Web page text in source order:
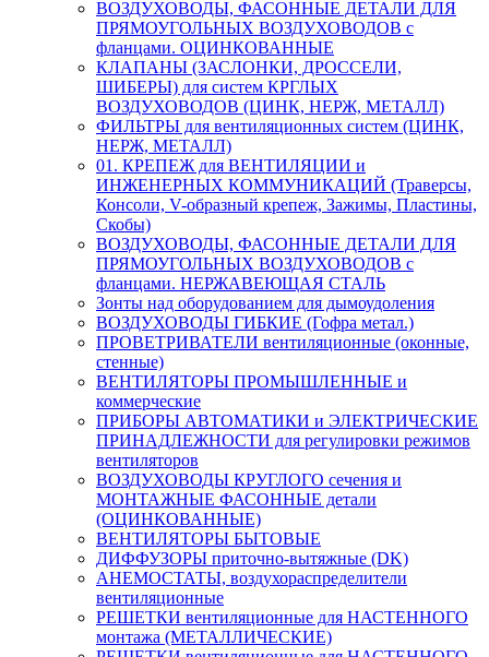
ВОЗДУХОВОДЫ, ФАСОННЫЕ ДЕТАЛИ ДЛЯ
ПРЯМОУГОЛЬНЫХ ВОЗДУХОВОДОВ с
фланцами. ОЦИНКОВАННЫЕ
КЛАПАНЫ (ЗАСЛОНКИ, ДРОССЕЛИ,
ШИБЕРЫ) для систем КРГЛЫХ
ВОЗДУХОВОДОВ (ЦИНК, НЕРЖ, МЕТАЛЛ)
ФИЛЬТРЫ для вентиляционных систем (ЦИНК,
НЕРЖ, МЕТАЛЛ)
01. КРЕПЕЖ для ВЕНТИЛЯЦИИ и
ИНЖЕНЕРНЫХ КОММУНИКАЦИЙ (Траверсы,
Консоли, V-образный крепеж, Зажимы, Пластины,
Скобы)
ВОЗДУХОВОДЫ, ФАСОННЫЕ ДЕТАЛИ ДЛЯ
ПРЯМОУГОЛЬНЫХ ВОЗДУХОВОДОВ с
фланцами. НЕРЖАВЕЮЩАЯ СТАЛЬ
Зонты над оборудованием для дымоудоления
ВОЗДУХОВОДЫ ГИБКИЕ (Гофра метал.)
ПРОВЕТРИВАТЕЛИ вентиляционные (оконные,
стенные)
ВЕНТИЛЯТОРЫ ПРОМЫШЛЕННЫЕ и
коммерческие
ПРИБОРЫ АВТОМАТИКИ и ЭЛЕКТРИЧЕСКИЕ
ПРИНАДЛЕЖНОСТИ для регулировки режимов
вентиляторов
ВОЗДУХОВОДЫ КРУГЛОГО сечения и
МОНТАЖНЫЕ ФАСОННЫЕ детали
(ОЦИНКОВАННЫЕ)
ВЕНТИЛЯТОРЫ БЫТОВЫЕ
ДИФФУЗОРЫ приточно-вытяжные (DK)
АНЕМОСТАТЫ, воздухораспределители
вентиляционные
РЕШЕТКИ вентиляционные для НАСТЕННОГО
монтажа (МЕТАЛЛИЧЕСКИЕ)